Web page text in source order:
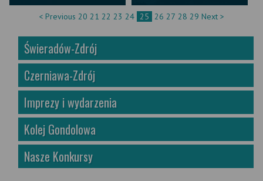
< Previous 20 21 22 23 24 25 26 27 28 29 Next >
Świeradów-Zdrój
Czerniawa-Zdrój
Imprezy i wydarzenia
Kolej Gondolowa
Nasze Konkursy